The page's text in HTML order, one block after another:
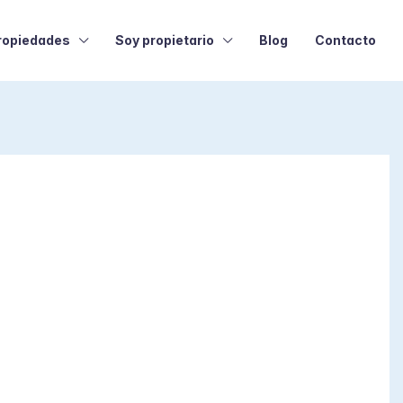
Soy propietario Blog Contacto